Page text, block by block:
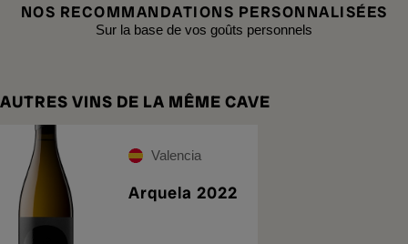
NOS RECOMMANDATIONS PERSONNALISÉES
Sur la base de vos goûts personnels
AUTRES VINS DE LA MÊME CAVE
Valencia
Arquela 2022